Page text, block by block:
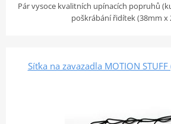
Pár vysoce kvalitních upínacích popruhů
poškrábání řidítek (38mm x
Síťka na zavazadla MOTION